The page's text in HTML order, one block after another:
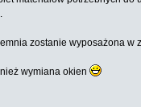
zostanie wyposażona w
wymiana okien